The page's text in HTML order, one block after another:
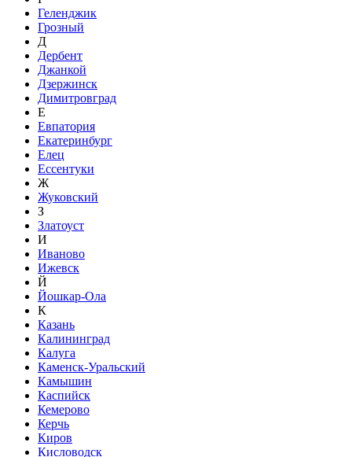
Геленджик
Грозный
Д
Дербент
Джанкой
Дзержинск
Димитровград
Е
Евпатория
Екатеринбург
Елец
Ессентуки
Ж
Жуковский
З
Златоуст
И
Иваново
Ижевск
Й
Йошкар-Ола
К
Казань
Калининград
Калуга
Каменск-Уральский
Камышин
Каспийск
Кемерово
Керчь
Киров
Кисловодск